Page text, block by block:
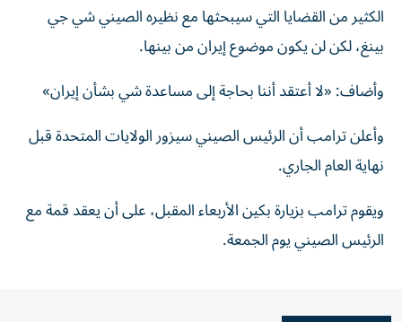
الكثير من القضايا التي سيبحثها مع نظيره الصيني شي جي
بينغ، لكن لن يكون موضوع إيران من بينها.
وأضاف: «لا أعتقد أننا بحاجة إلى مساعدة شي بشأن إيران»
وأعلن ترامب أن الرئيس الصيني سيزور الولايات المتحدة قبل
نهاية العام الجاري.
ويقوم ترامب بزيارة بكين الأربعاء المقبل، على أن يعقد قمة مع
الرئيس الصيني يوم الجمعة.